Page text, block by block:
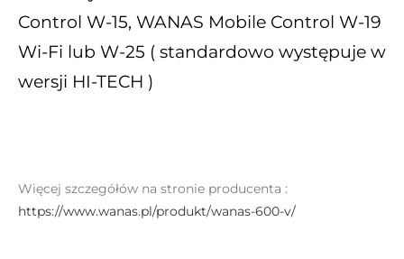
Control W-15, WANAS Mobile Control W-19
Wi-Fi lub W-25 ( standardowo występuje w
wersji HI-TECH )
Więcej szczegółów na stronie producenta :
https://www.wanas.pl/produkt/wanas-600-v/